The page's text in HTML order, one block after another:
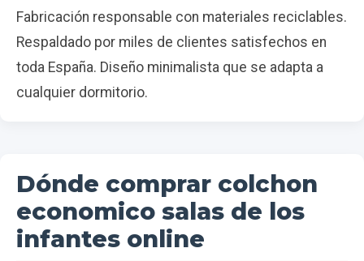
Fabricación responsable con materiales reciclables.
Respaldado por miles de clientes satisfechos en
toda España. Diseño minimalista que se adapta a
cualquier dormitorio.
Dónde comprar colchon
economico salas de los
infantes online